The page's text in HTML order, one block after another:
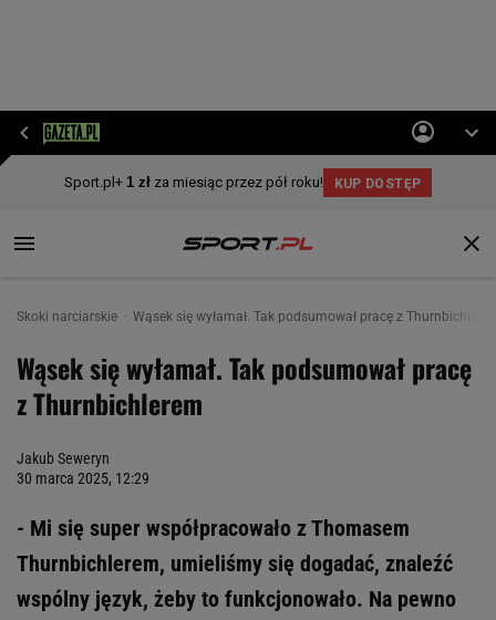
Skoki narciarskie Wąsek się wyłamał. Tak podsumował pracę z
Wąsek się wyłamał. Tak podsumował pracę
z Thurnbichlerem
Jakub Seweryn
30 marca 2025, 12:29
- Mi się super współpracowało z Thomasem
Thurnbichlerem, umieliśmy się dogadać, znaleźć
wspólny język, żeby to funkcjonowało. Na pewno